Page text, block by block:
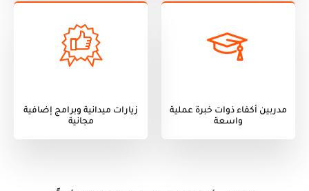
مدربين أكفاء ذوات خبرة عملية
واسعة
زيارات ميدانية وبرامج إضافية
مجانية
مجانية